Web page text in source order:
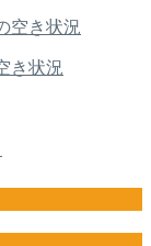
き状況